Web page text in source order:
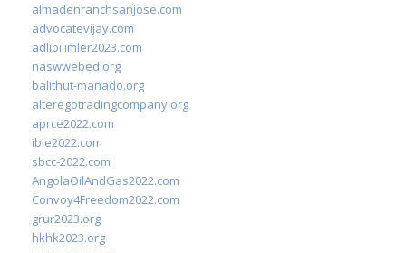
almadenranchsanjose.com
advocatevijay.com
adlibilimler2023.com
naswwebed.org
balithut-manado.org
alteregotradingcompany.org
aprce2022.com
ibie2022.com
sbcc-2022.com
AngolaOilAndGas2022.com
Convoy4Freedom2022.com
grur2023.org
hkhk2023.org